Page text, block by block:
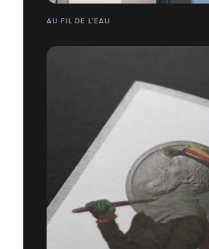
AU FIL DE L’EAU